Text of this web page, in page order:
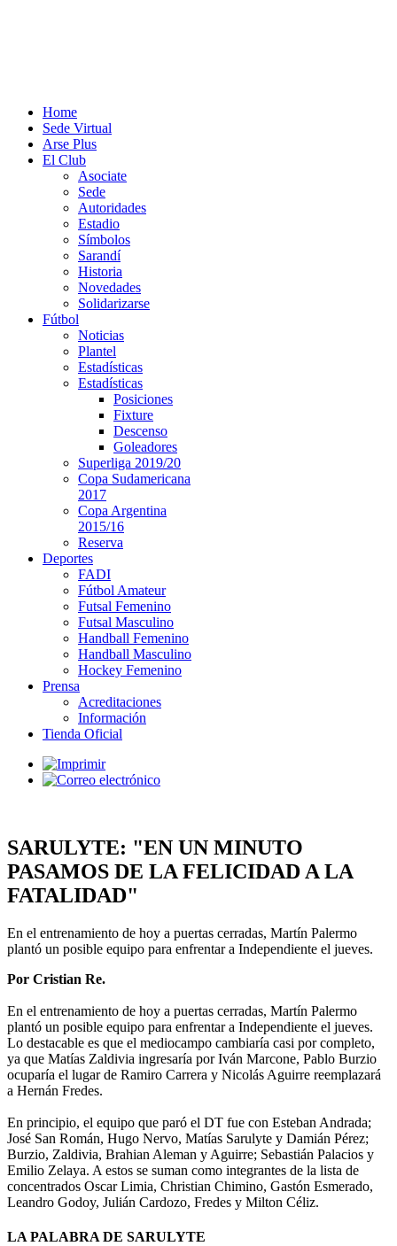
Home
Sede Virtual
Arse Plus
El Club
Asociate
Sede
Autoridades
Estadio
Símbolos
Sarandí
Historia
Novedades
Solidarizarse
Fútbol
Noticias
Plantel
Estadísticas
Estadísticas
Posiciones
Fixture
Descenso
Goleadores
Superliga 2019/20
Copa Sudamericana
2017
Copa Argentina
2015/16
Reserva
Deportes
FADI
Fútbol Amateur
Futsal Femenino
Futsal Masculino
Handball Femenino
Handball Masculino
Hockey Femenino
Prensa
Acreditaciones
Información
Tienda Oficial
SARULYTE: "EN UN MINUTO
PASAMOS DE LA FELICIDAD A LA
FATALIDAD"
En el entrenamiento de hoy a puertas cerradas, Martín Palermo
plantó un posible equipo para enfrentar a Independiente el jueves.
Por Cristian Re.
En el entrenamiento de hoy a puertas cerradas, Martín Palermo
plantó un posible equipo para enfrentar a Independiente el jueves.
Lo destacable es que el mediocampo cambiaría casi por completo,
ya que Matías Zaldivia ingresaría por Iván Marcone, Pablo Burzio
ocuparía el lugar de Ramiro Carrera y Nicolás Aguirre reemplazará
a Hernán Fredes.
En principio, el equipo que paró el DT fue con Esteban Andrada;
José San Román, Hugo Nervo, Matías Sarulyte y Damián Pérez;
Burzio, Zaldivia, Brahian Aleman y Aguirre; Sebastián Palacios y
Emilio Zelaya. A estos se suman como integrantes de la lista de
concentrados Oscar Limia, Christian Chimino, Gastón Esmerado,
Leandro Godoy, Julián Cardozo, Fredes y Milton Céliz.
LA PALABRA DE SARULYTE